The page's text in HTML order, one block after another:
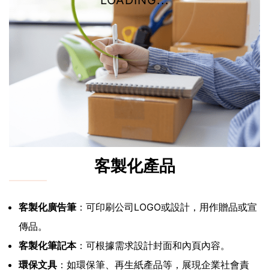
客製化產品
客製化廣告筆 ：可印刷公司LOGO或設計，用作贈品或宣
傳品。
客製化筆記本：可根據需求設計封面和內頁內容。
環保文具 ：如環保筆、再生紙產品等，展現企業社會責